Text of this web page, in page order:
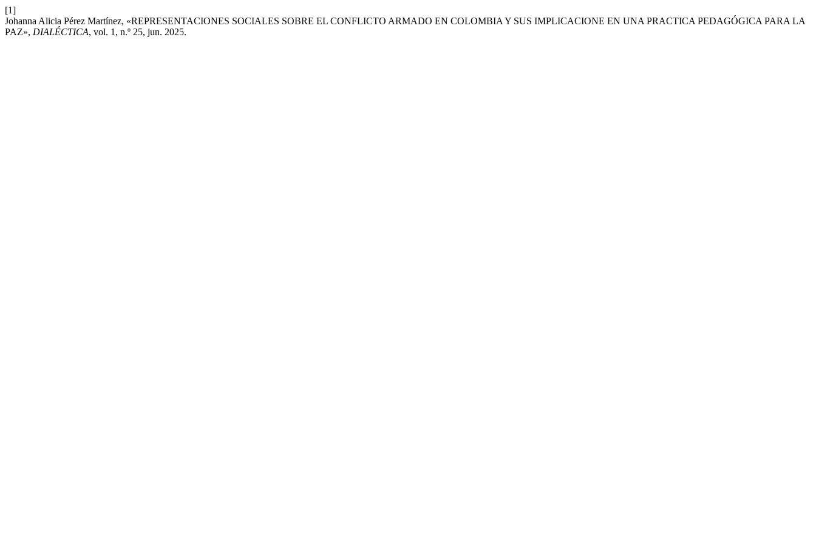
[1]
Johanna Alicia Pérez Martínez, «REPRESENTACIONES SOCIALES SOBRE EL CONFLICTO ARMADO EN COLOMBIA Y SUS IMPLICACIONE EN UNA PRACTICA PEDAGÓGICA PARA LA
PAZ», DIALÉCTICA, vol. 1, n.º 25, jun. 2025.